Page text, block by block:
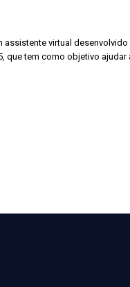
assistente virtual desenvolvido
que tem como objetivo ajudar